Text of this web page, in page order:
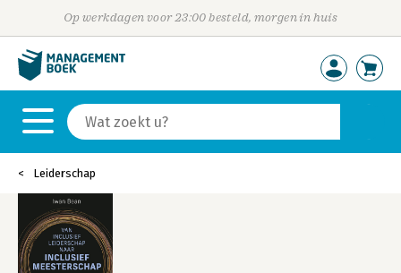
Op werkdagen voor 23:00 besteld, morgen in huis
Leiderschap